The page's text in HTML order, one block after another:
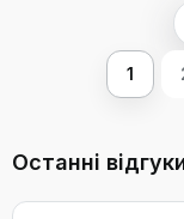
1
Останні